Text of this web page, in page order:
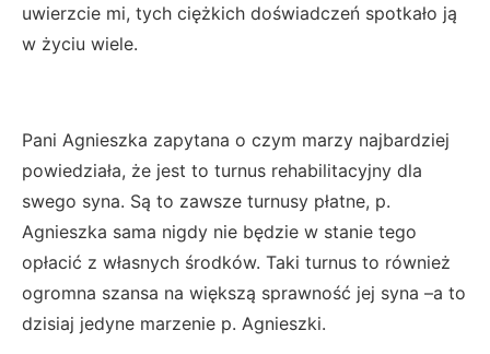
uwierzcie mi, tych ciężkich doświadczeń spotkało ją
w życiu wiele.
Pani Agnieszka zapytana o czym marzy najbardziej
powiedziała, że jest to turnus rehabilitacyjny dla
swego syna. Są to zawsze turnusy płatne, p.
Agnieszka sama nigdy nie będzie w stanie tego
opłacić z własnych środków. Taki turnus to również
ogromna szansa na większą sprawność jej syna –a to
dzisiaj jedyne marzenie p. Agnieszki.